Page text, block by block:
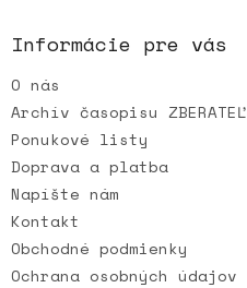
i
e
Informácie pre vás
O nás
Archív časopisu ZBERATEĽ
Ponukové listy
Doprava a platba
Napíšte nám
Kontakt
Obchodné podmienky
Ochrana osobných údajov